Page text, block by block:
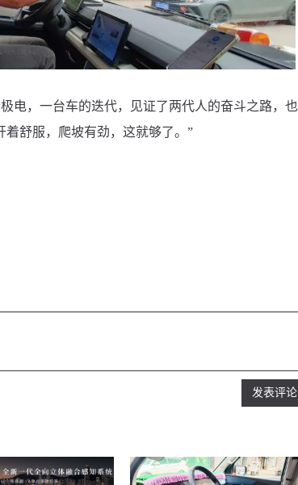
电，一台车的迭代，见证了两代人的奋斗之路，也
舒服，爬坡有劲，这就够了。”
发表评论